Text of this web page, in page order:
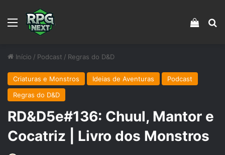
Menu Veja
Início / Podcast / Regras do D&D
Criaturas e Monstros Ideias de Aventuras
Podcast
Regras do D&D
RD&D5e#136: Chuul, Mantor e
Cocatriz | Livro dos Monstros